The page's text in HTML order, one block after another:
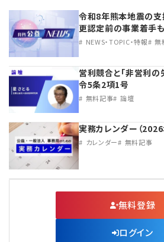
令和8年熊本地震の
更認定前の事業着手
NEWS・TOPIC・特報 無
営利競合と｢非営利の
令5条2項1号
無料記事 論壇
実務カレンダー（2026
カレンダー 無料記事
無料登録
ログイン